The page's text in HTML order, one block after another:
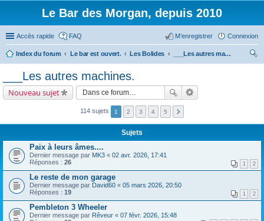
Le Bar des Morgan, depuis 2010
Accès rapide FAQ Connexion
M’enregistrer
Index du forum Le bar est ouvert. Les Bolides
___Les autres machines.
___Les autres machines.
Nouveau sujet
114 sujets 1 2 3 4 5
Sujets
Paix à leurs âmes....
Dernier message par MK3 « 02 avr. 2026, 17:41
Réponses : 26 1 2
Le reste de mon garage
Dernier message par David60 « 05 mars 2026, 20:50
Réponses : 19 1 2
Pembleton 3 Wheeler
Dernier message par Rêveur « 07 févr. 2026, 15:48